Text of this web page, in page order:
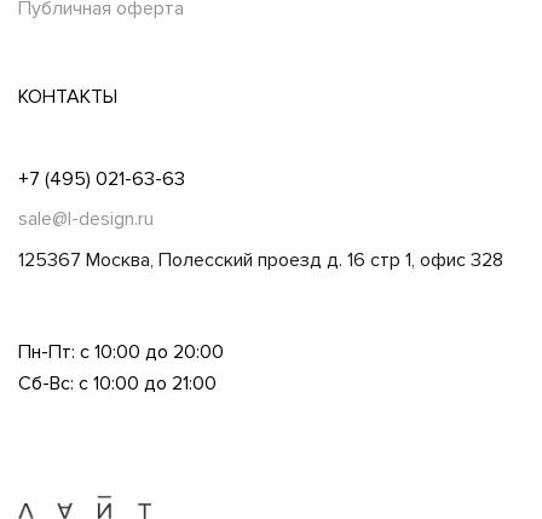
Публичная оферта
КОНТАКТЫ
+7 (495) 021-63-63
sale@l-design.ru
125367 Москва, Полесский проезд д. 16 стр 1, офис 328
Пн-Пт: с 10:00 до 20:00
Сб-Вс: с 10:00 до 21:00